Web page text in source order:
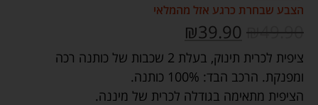
הצבע שבחרת כרגע אזל מהמלאי
₪49.90
₪39.90
ציפית לכרית תינוק, בעלת 2 שכבות של כותנה רכה
ומפנקת. הרכב הבד: 100% כותנה.
הציפית מתאימה בגודלה לכרית של מיננה.